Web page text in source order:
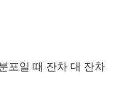
포일 때 잔차 대 잔차